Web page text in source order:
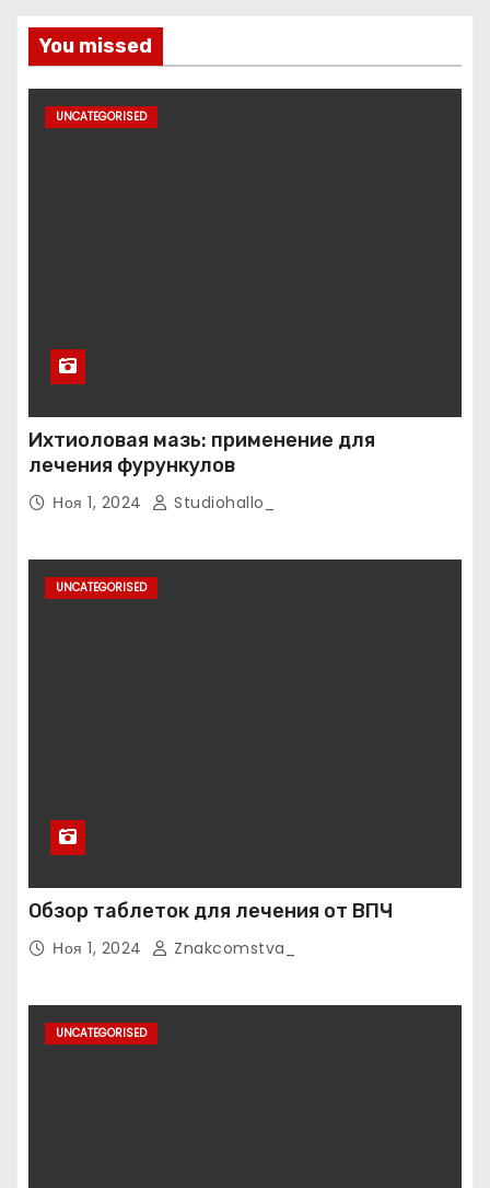
You missed
UNCATEGORISED
Ихтиоловая мазь: применение для
лечения фурункулов
Ноя 1, 2024 Studiohallo_
UNCATEGORISED
Обзор таблеток для лечения от ВПЧ
Ноя 1, 2024 Znakcomstva_
UNCATEGORISED